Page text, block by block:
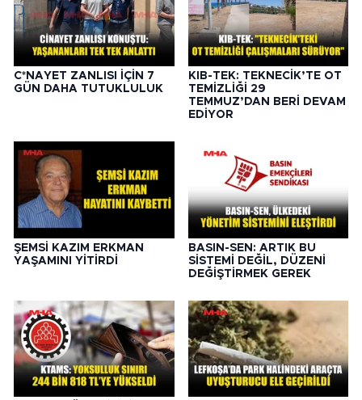
C*NAYET ZANLISI İÇİN 7
GÜN DAHA TUTUKLULUK
KIB-TEK: TEKNECİK’TE OT
TEMİZLİĞİ 29
TEMMUZ’DAN BERİ DEVAM
EDİYOR
ŞEMSİ KAZIM ERKMAN
YAŞAMINI YİTİRDİ
BASIN-SEN: ARTIK BU
SİSTEMİ DEĞİL, DÜZENİ
DEĞİŞTİRMEK GEREK